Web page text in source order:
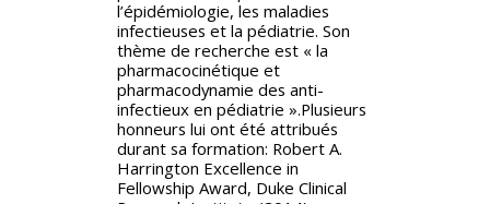
l’épidémiologie, les maladies
infectieuses et la pédiatrie. Son
thème de recherche est « la
pharmacocinétique et
pharmacodynamie des anti-
infectieux en pédiatrie ».Plusieurs
honneurs lui ont été attribués
durant sa formation: Robert A.
Harrington Excellence in
Fellowship Award, Duke Clinical